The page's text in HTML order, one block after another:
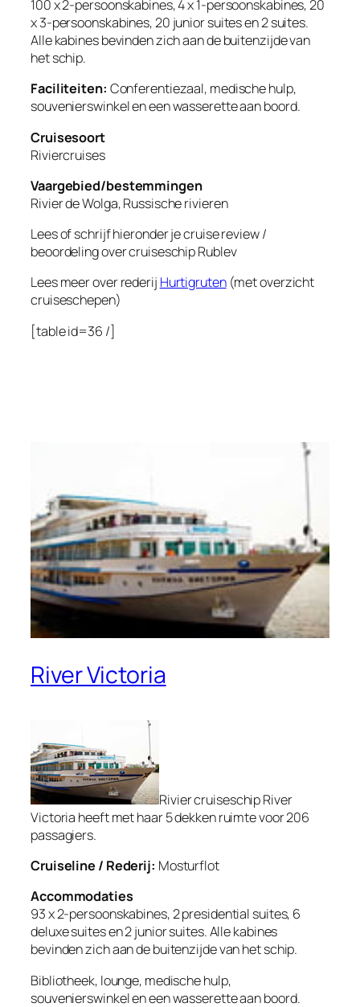
100 x 2-persoonskabines, 4 x 1-persoonskabines, 20
x 3-persoonskabines, 20 junior suites en 2 suites.
Alle kabines bevinden zich aan de buitenzijde van
het schip.
Faciliteiten: Conferentiezaal, medische hulp,
souvenierswinkel en een wasserette aan boord.
Cruisesoort
Riviercruises
Vaargebied/bestemmingen
Rivier de Wolga, Russische rivieren
Lees of schrijf hieronder je cruise review /
beoordeling over cruiseschipRublev
Lees meer over rederij Hurtigruten(met overzicht
cruiseschepen)
[table id=36 /]
River Victoria
Rivier cruiseschip River
Victoria heeft met haar 5 dekken ruimte voor 206
passagiers.
Cruiseline / Rederij: Mosturflot
Accommodaties
93 x 2-persoonskabines, 2 presidential suites, 6
deluxe suites en 2 junior suites. Alle kabines
bevinden zich aan de buitenzijde van het schip.
Bibliotheek, lounge, medische hulp,
souvenierswinkel en een wasserette aan boord.